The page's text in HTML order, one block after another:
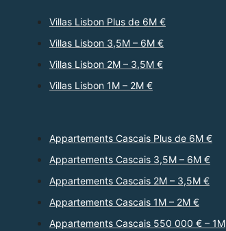
Villas Lisbon Plus de 6M €
Villas Lisbon 3,5M – 6M €
Villas Lisbon 2M – 3,5M €
Villas Lisbon 1M – 2M €
Appartements Cascais Plus de 6M €
Appartements Cascais 3,5M – 6M €
Appartements Cascais 2M – 3,5M €
Appartements Cascais 1M – 2M €
Appartements Cascais 550 000 € – 1M